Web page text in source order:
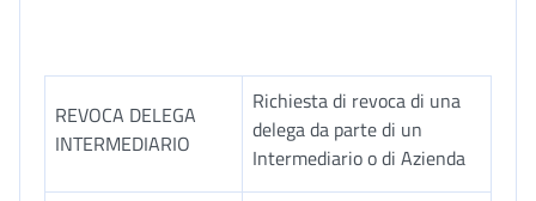
REVOCA DELEGA
INTERMEDIARIO
Richiesta di revoca di una
delega da parte di un
Intermediario o di Azienda